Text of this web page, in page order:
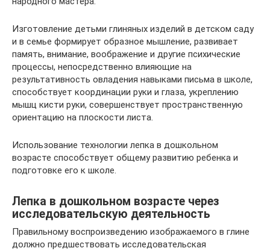
Изготовление детьми глиняных изделий в детском саду
и в семье формирует образное мышление, развивает
память, внимание, воображение и другие психические
процессы, непосредственно влияющие на
результативность овладения навыками письма в школе,
способствует координации руки и глаза, укреплению
мышц кисти руки, совершенствует пространственную
ориентацию на плоскости листа.
Использование технологии лепка в дошкольном
возрасте способствует общему развитию ребенка и
подготовке его к школе.
Лепка в дошкольном возрасте через
исследовательскую деятельность
Правильному воспроизведению изображаемого в глине
должно предшествовать исследовательская